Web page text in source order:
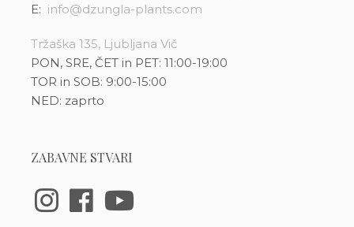
E: info@dzungla-plants.com
Tržaška 135, Ljubljana Vič
PON, SRE, ČET in PET: 11:00-19:00
TOR in SOB: 9:00-15:00
NED: zaprto
ZABAVNE STVARI